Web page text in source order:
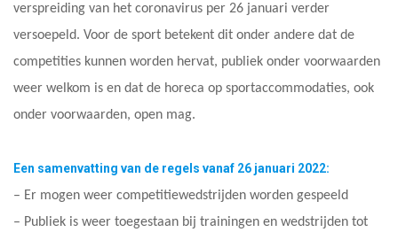
verspreiding van het coronavirus per 26 januari verder
versoepeld. Voor de sport betekent dit onder andere dat de
competities kunnen worden hervat, publiek onder voorwaarden
weer welkom is en dat de horeca op sportaccommodaties, ook
onder voorwaarden, open mag.
Een samenvatting van de regels vanaf 26 januari 2022:
– Er mogen weer competitiewedstrijden worden gespeeld
– Publiek is weer toegestaan bij trainingen en wedstrijden tot